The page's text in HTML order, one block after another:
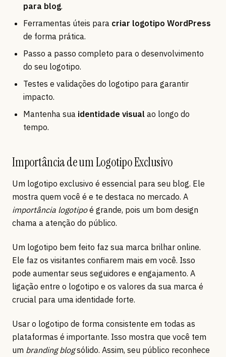
para blog.
Ferramentas úteis para criar logotipo WordPress
de forma prática.
Passo a passo completo para o desenvolvimento
do seu logotipo.
Testes e validações do logotipo para garantir
impacto.
Mantenha sua identidade visual ao longo do
tempo.
Importância de um Logotipo Exclusivo
Um logotipo exclusivo é essencial para seu blog. Ele
mostra quem você é e te destaca no mercado. A
importância logotipoé grande, pois um bom design
chama a atenção do público.
Um logotipo bem feito faz sua marca brilhar online.
Ele faz os visitantes confiarem mais em você. Isso
pode aumentar seus seguidores e engajamento. A
ligação entre o logotipo e os valores da sua marca é
crucial para uma identidade forte.
Usar o logotipo de forma consistente em todas as
plataformas é importante. Isso mostra que você tem
um branding blogsólido. Assim, seu público reconhece